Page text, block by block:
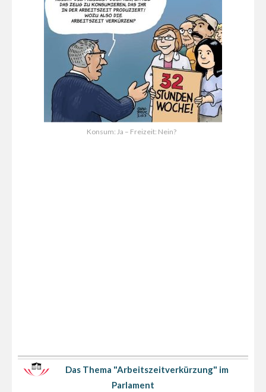
Konsum: Ja – Freizeit: Nein?
Das Thema "Arbeitszeitverkürzung" im
Parlament